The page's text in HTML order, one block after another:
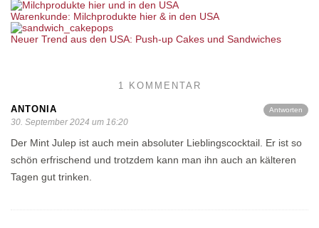
Warenkunde: Milchprodukte hier & in den USA
Neuer Trend aus den USA: Push-up Cakes und Sandwiches
1 KOMMENTAR
Antworten
ANTONIA
30. September 2024 um 16:20
Der Mint Julep ist auch mein absoluter Lieblingscocktail. Er ist so
schön erfrischend und trotzdem kann man ihn auch an kälteren
Tagen gut trinken.